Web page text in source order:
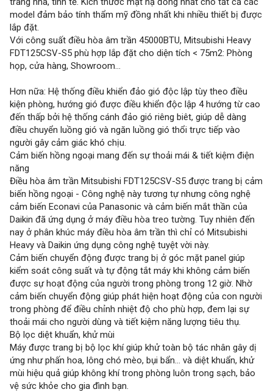
model đảm bảo tính thẩm mỹ đồng nhất khi nhiều thiết bị được
lắp đặt.
Với công suất điều hòa âm trần 45000BTU, Mitsubishi Heavy
FDT125CSV-S5 phù hợp lắp đặt cho diện tích < 75m2: Phòng
họp, cửa hàng, Showroom...
Hơn nữa: Hệ thống điều khiển đảo gió độc lập tùy theo điều
kiện phòng, hướng gió được điều khiển độc lập 4 hướng từ cao
đến thấp bởi hệ thống cánh đảo gió riêng biêt, giúp dễ dàng
điều chuyển luồng gió và ngăn luồng gió thổi trực tiếp vào
người gây cảm giác khó chịu.
Cảm biến hồng ngoại mang đến sự thoải mái & tiết kiệm điện
năng
Điều hòa âm trần Mitsubishi FDT125CSV-S5 được trang bị cảm
biến hồng ngoại - Công nghệ này tương tự nhưng công nghệ
cảm biến Econavi của Panasonic và cảm biến mắt thần của
Daikin đã ứng dụng ở máy điều hòa treo tường. Tuy nhiên đến
nay ở phân khúc máy điều hòa âm trần thì chỉ có Mitsubishi
Heavy và Daikin ứng dụng công nghệ tuyệt vời này.
Cảm biến chuyển động được trang bị ở góc mặt panel giúp
kiểm soát công suất và tự động tắt máy khi không cảm biến
được sự hoạt động của người trong phòng trong 12 giờ. Nhờ
cảm biến chuyển động giúp phát hiện hoạt động của con người
trong phòng để điều chỉnh nhiệt độ cho phù hợp, đem lại sự
thoải mái cho người dùng và tiết kiệm năng lượng tiêu thụ.
Bộ lọc diệt khuẩn, khử mùi
Máy được trang bị bộ lọc khí giúp khử toàn bộ tác nhân gây dị
ứng như phấn hoa, lông chó mèo, bụi bẩn… và diệt khuẩn, khử
mùi hiệu quả giúp không khí trong phòng luôn trong sạch, bảo
vệ sức khỏe cho gia đình bạn.